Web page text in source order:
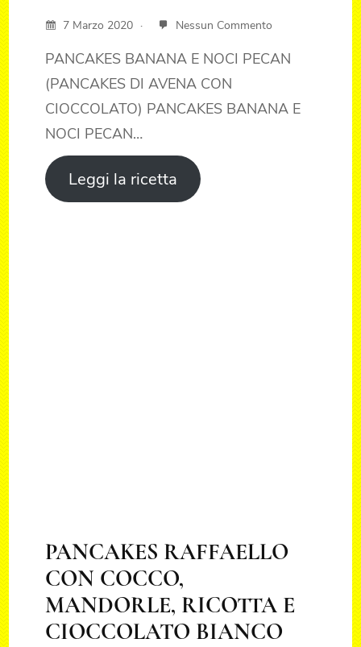
7 Marzo 2020 Nessun Commento
PANCAKES BANANA E NOCI PECAN
(PANCAKES DI AVENA CON
CIOCCOLATO) PANCAKES BANANA E
NOCI PECAN…
Leggi la ricetta
PANCAKES RAFFAELLO
CON COCCO,
MANDORLE, RICOTTA E
CIOCCOLATO BIANCO